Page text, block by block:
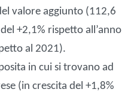
valore aggiunto (112,6
+2,1% rispetto all’anno
al 2021).
in cui si trovano ad
(in crescita del +1,8%